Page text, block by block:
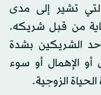
تشير إلى مدى
من قبل شريكه.
الشريكين بشدة
أو الإهمال أو سوء
الزوجية.